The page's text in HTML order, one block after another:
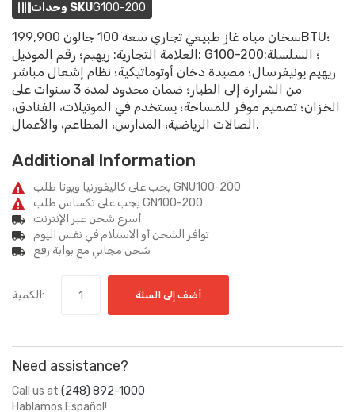
وحدات SKUG100-200
سخان مياه غاز طبيعي تجاري سعة 100 جالون 199,900BTU؛
العلامة التجارية: ريهيم؛ رقم الموديل: G100-200؛ السلسلة:
ريهيم يونيفرسال؛ مصيدة دخان أوتوماتيكية؛ نظام إشعال مباشر
من الشرارة إلى الطيار؛ ضمان محدود لمدة 3 سنوات على
الخزان؛ تصميم موفر للمساحة؛ يستخدم في الموتيلات، الفنادق،
الصالات الرياضية، المدارس، المطاعم، والأعمال.
Additional Information
يجب على كاليفورنيا ويوتا طلب GNU100-200
يجب على تكساس طلب GN100-200
أسرع شحن عبر الإنترنت
توافر الشحن أو الاستلام في نفس اليوم
شحن مجاني مع بوابة رفع
الكمية: أضف إلى السلة
Need assistance?
Call us at (248) 892-1000
Hablamos Español!